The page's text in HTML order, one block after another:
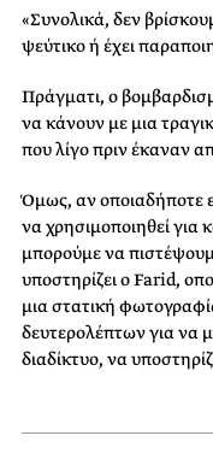
«Συνολικά, δεν
ψεύτικο ή έχει
Πράγματι, ο
να κάνουν με μια
που λίγο πριν έκαναν
Όμως, αν οποιαδήποτε
να χρησιμοποιηθεί για
μπορούμε να
υποστηρίζει ο Farid,
μια στατική
δευτερολέπτων για να
διαδίκτυο, να